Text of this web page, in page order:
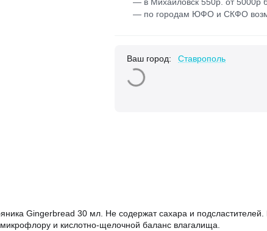
— по городам ЮФО и СКФО
Ваш город: Ставрополь
Gingerbread 30 мл. Не содержат сахара и
и кислотно-щелочной баланс влагалища.